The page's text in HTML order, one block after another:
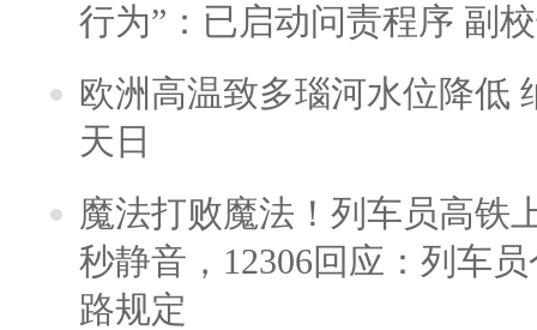
行为”：已启动问责程序 副
欧洲高温致多瑙河水位降低
天日
魔法打败魔法！列车员高铁
秒静音，12306回应：列车
路规定